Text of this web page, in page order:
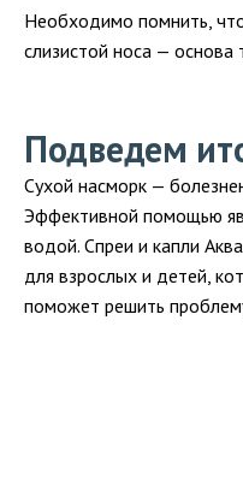
Необходимо помнить,
слизистой носа — основа
Подведем
Сухой насморк —
Эффективной помощью
водой. Спреи и капли
для взрослых и детей,
поможет решить